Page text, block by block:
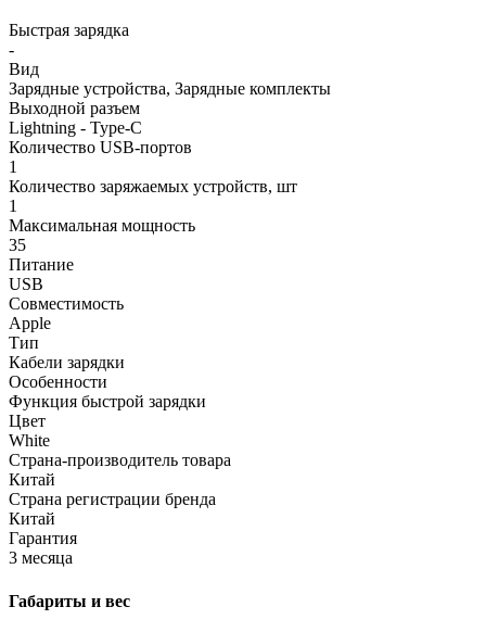
Быстрая зарядка
-
Вид
Зарядные устройства, Зарядные комплекты
Выходной разъем
Lightning - Type-C
Количество USB-портов
1
Количество заряжаемых устройств, шт
1
Максимальная мощность
35
Питание
USB
Совместимость
Apple
Тип
Кабели зарядки
Особенности
Функция быстрой зарядки
Цвет
White
Страна-производитель товара
Китай
Страна регистрации бренда
Китай
Гарантия
3 месяца
Габариты и вес